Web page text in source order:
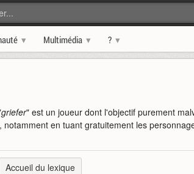
Multimédia ?
griefer" est un joueur dont l'objectif purement
en tuant gratuitement les
Accueil du lexique